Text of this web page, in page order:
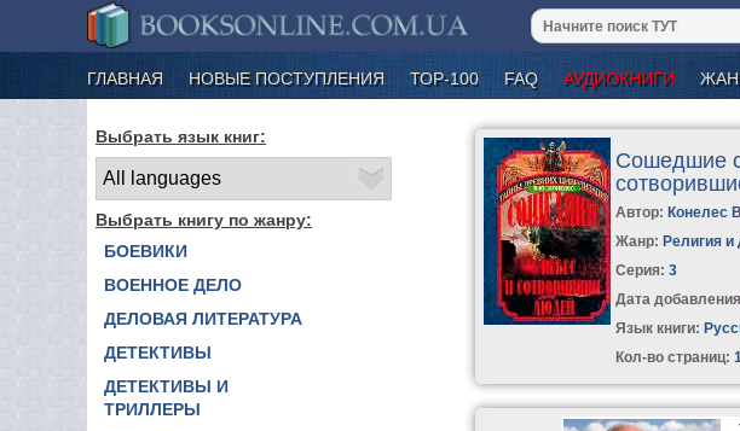
ГЛАВНАЯ НОВЫЕ ПОСТУПЛЕНИЯ ТОР-100 FAQ АУДИОКНИГИ
Выбрать язык книг:
Выбрать книгу по жанру:
БОЕВИКИ
ВОЕННОЕ ДЕЛО
ДЕЛОВАЯ ЛИТЕРАТУРА
ДЕТЕКТИВЫ
ДЕТЕКТИВЫ И
ТРИЛЛЕРЫ
Сошедшие
Автор: Конелес В
Жанр: Религия
Серия:3
Дата
Язык книги:
Кол-во страниц: